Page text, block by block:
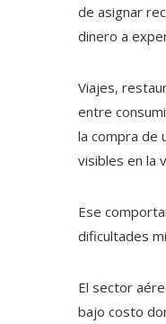
de asignar
dinero a
Viajes,
entre
la compra de
visibles en la
Ese
dificultades
El sector
bajo costo